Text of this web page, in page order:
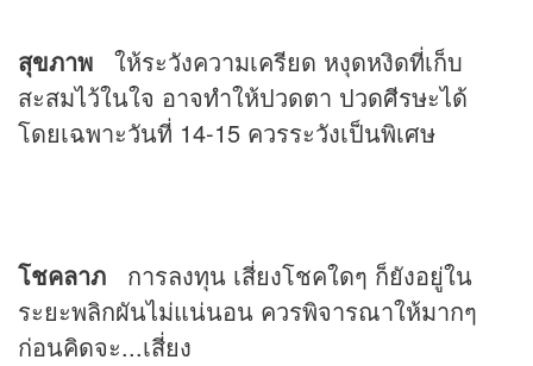
สุขภาพ ให้ระวังความเครียด หงุดหงิดที่เก็บ
สะสมไว้ในใจ อาจทำให้ปวดตา ปวดศีรษะได้
โดยเฉพาะวันที่ 14-15 ควรระวังเป็นพิเศษ
โชคลาภ การลงทุน เสี่ยงโชคใดๆ ก็ยังอยู่ใน
ระยะพลิกผันไม่แน่นอน ควรพิจารณาให้มากๆ
ก่อนคิดจะ...เสี่ยง